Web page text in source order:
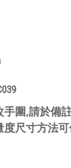
手圍,請於備
度尺寸方法